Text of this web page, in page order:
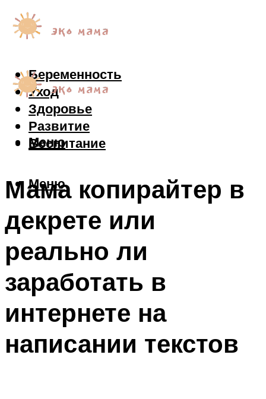
Беременность
Уход
Здоровье
Развитие
Воспитание
Меню
Меню
Мама копирайтер в
декрете или
реально ли
заработать в
интернете на
написании текстов